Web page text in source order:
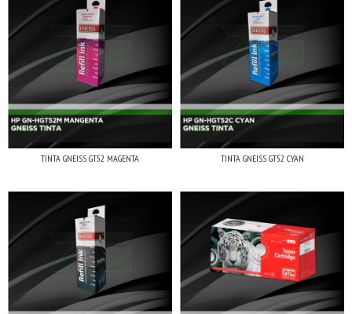
TINTA GNEISS GT52 MAGENTA TINTA GNEISS GT52 CYAN